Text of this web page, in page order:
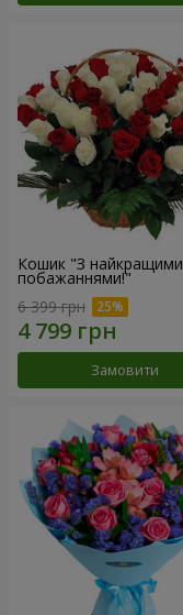
Кошик "З найкращими
побажаннями!"
6 399 грн
Замовити